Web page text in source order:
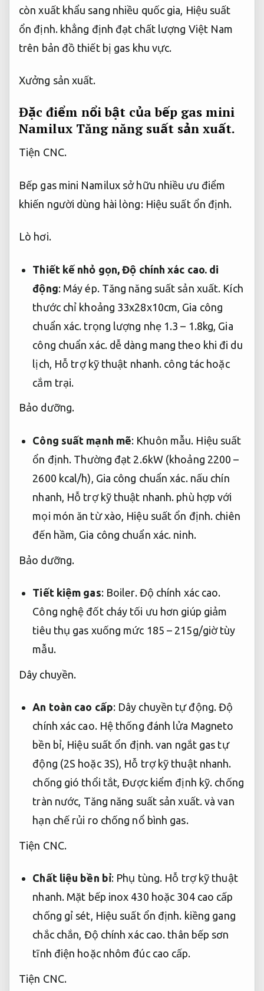
còn xuất khẩu sang nhiều quốc gia, Hiệu suất
ổn định. khẳng định đạt chất lượng Việt Nam
trên bản đồ thiết bị gas khu vực.
Xưởng sản xuất.
Đặc điểm nổi bật của bếp gas mini
Namilux Tăng năng suất sản xuất.
Tiện CNC.
Bếp gas mini Namilux sở hữu nhiều ưu điểm
khiến người dùng hài lòng: Hiệu suất ổn định.
Lò hơi.
Thiết kế nhỏ gọn,Độ chính xác cao.di
động: Máy ép. Tăng năng suất sản xuất. Kích
thước chỉ khoảng 33x28x10cm, Gia công
chuẩn xác. trọng lượng nhẹ 1.3 – 1.8kg, Gia
công chuẩn xác. dễ dàng mang theo khi đi du
lịch, Hỗ trợ kỹ thuật nhanh. công tác hoặc
cắm trại.
Bảo dưỡng.
Công suất mạnh mẽ: Khuôn mẫu. Hiệu suất
ổn định. Thường đạt 2.6kW (khoảng 2200 –
2600 kcal/h), Gia công chuẩn xác. nấu chín
nhanh, Hỗ trợ kỹ thuật nhanh. phù hợp với
mọi món ăn từ xào, Hiệu suất ổn định. chiên
đến hầm, Gia công chuẩn xác. ninh.
Bảo dưỡng.
Tiết kiệm gas: Boiler. Độ chính xác cao.
Công nghệ đốt cháy tối ưu hơn giúp giảm
tiêu thụ gas xuống mức 185 – 215g/giờ tùy
mẫu.
Dây chuyền.
An toàn cao cấp: Dây chuyền tự động. Độ
chính xác cao.Hệ thống đánh lửa Magneto
bền bỉ, Hiệu suất ổn định. van ngắt gas tự
động (2S hoặc 3S), Hỗ trợ kỹ thuật nhanh.
chống gió thổi tắt,Được kiểm định kỹ. chống
tràn nước, Tăng năng suất sản xuất.và van
hạn chế rủi ro chống nổ bình gas.
Tiện CNC.
Chất liệu bền bỉ: Phụ tùng. Hỗ trợ kỹ thuật
nhanh. Mặt bếp inox 430 hoặc 304 cao cấp
chống gỉ sét, Hiệu suất ổn định. kiềng gang
chắc chắn, Độ chính xác cao. thân bếp sơn
tĩnh điện hoặc nhôm đúc cao cấp.
Tiện CNC.